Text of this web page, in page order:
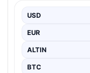
USD
EUR
ALTIN
BTC